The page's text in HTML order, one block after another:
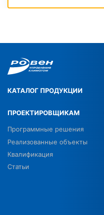
КАТАЛОГ ПРОДУКЦИИ
ПРОЕКТИРОВЩИКАМ
Программные решения
Реализованные объекты
Квалификация
Статьи